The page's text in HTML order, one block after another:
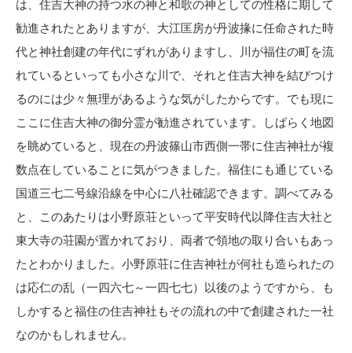
は、住吉大神の持つ水の神と和歌の神としての性格に期して
勧進されたとありますが、大江匡房が丹波掾に任命された時
代と神社創建の年代にずれがありますし、川が福住の町を流
れているといっても小さな川で、それと住吉大神を結びつけ
るのには少々無理があるような気がしたからです。でも現に
ここに住吉大神の御分霊が勧進されています。しばらく地図
を眺めていると、現在の丹波篠山市西側一帯に住吉神社が複
数点在していることに気がつきました。福住にも通じている
国道三七二号線沿線を中心に八社確認できます。調べてみる
と、このあたりは小野原荘といって平安時代以降住吉大社と
東大寺の荘園が置かれており、両者で領地の取り合いもあっ
たとわかりました。小野原荘に住吉神社が何社も造られたの
は応仁の乱（一四六七～一四七七）以後のようですから、も
しかすると福住の住吉神社もその流れの中で創建された一社
なのかもしれません。